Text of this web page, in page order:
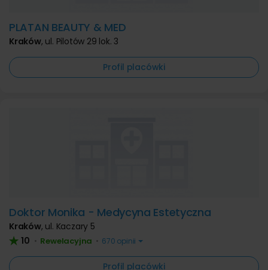
PLATAN BEAUTY & MED
Kraków, ul. Pilotów 29 lok. 3
Profil placówki
Doktor Monika - Medycyna Estetyczna
Kraków, ul. Kaczary 5
10 • Rewelacyjna • 670 opinii
Profil placówki